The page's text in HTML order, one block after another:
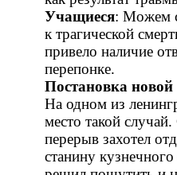
Учащиеся: Можем
к трагической
привело наличие
перепонке.
Постановка
На одном из
место такой
перерыв захотел
станину